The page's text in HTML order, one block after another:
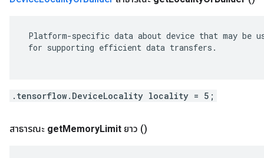
Platform-specific data about device that may be
for supporting efficient data transfers.
.tensorflow.DeviceLocality locality = 5;
สาธารณะ getMemoryLimit ยาว ()